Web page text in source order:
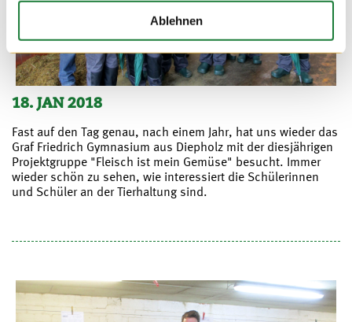
Ablehnen
18. JAN 2018
Fast auf den Tag genau, nach einem Jahr, hat uns wieder das
Graf Friedrich Gymnasium aus Diepholz mit der diesjährigen
Projektgruppe "Fleisch ist mein Gemüse" besucht. Immer
wieder schön zu sehen, wie interessiert die Schülerinnen
und Schüler an der Tierhaltung sind.